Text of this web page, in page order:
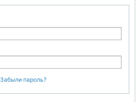
Забыли пароль?